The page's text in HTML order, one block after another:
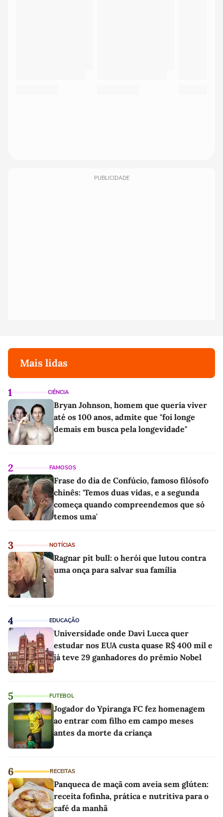
PUBLICIDADE
Mais lidas
1 CIÊNCIA
Bryan Johnson, homem que queria viver
até os 100 anos, admite que "foi longe
demais em busca pela longevidade"
2 FAMOSOS
Frase do dia de Confúcio, famoso filósofo
chinês: 'Temos duas vidas, e a segunda
começa quando compreendemos que só
temos uma'
3 NOTÍCIAS
Ragnar pit bull: o herói que lutou contra
uma onça para salvar sua família
4 EDUCAÇÃO
Universidade onde Davi Lucca quer
estudar nos EUA custa quase R$ 400 mil e
já teve 29 ganhadores do prêmio Nobel
5 FUTEBOL
Jogador do Ypiranga FC fez homenagem
ao entrar com filho em campo meses
antes da morte da criança
6 RECEITAS
Panqueca de maçã com aveia sem glúten:
receita fofinha, prática e nutritiva para o
café da manhã